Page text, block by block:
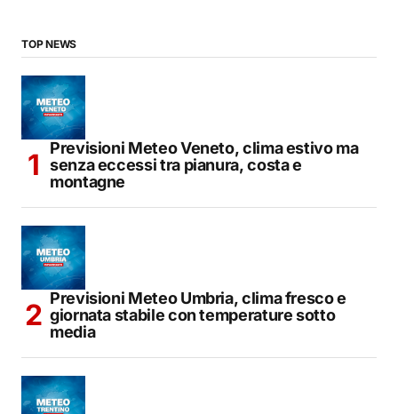
TOP NEWS
Previsioni Meteo Veneto, clima estivo ma
senza eccessi tra pianura, costa e
montagne
Previsioni Meteo Umbria, clima fresco e
giornata stabile con temperature sotto
media